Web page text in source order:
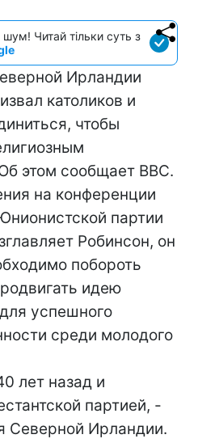
Читай тільки суть з
Ирландии
католиков и
чтобы
этом сообщает ВВС.
на конференции
партии
Робинсон, он
побороть
идею
успешного
среди молодого
лет назад и
партией, -
Северной Ирландии.